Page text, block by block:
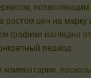
позволяющим
ростом цен на
наглядно
период.
комментарии,